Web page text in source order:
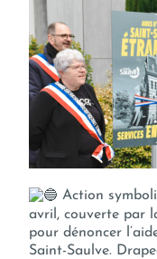
Action
avril, couverte par
pour dénoncer
Saint-Saulve.